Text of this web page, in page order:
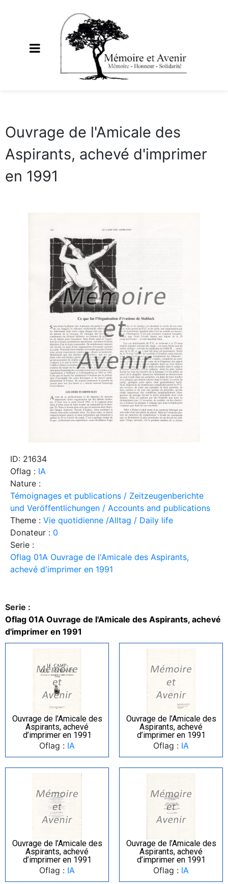
Ouvrage de l'Amicale des
Aspirants, achevé d'imprimer
en 1991
ID: 21634
Oflag : IA
Nature :
Témoignages et publications / Zeitzeugenberichte
und Veröffentlichungen / Accounts and publications
Theme : Vie quotidienne /Alltag / Daily life
Donateur : 0
Serie :
Oflag 01A Ouvrage de l'Amicale des Aspirants,
achevé d'imprimer en 1991
Serie :
Oflag 01A Ouvrage de l'Amicale des Aspirants, achevé
d'imprimer en 1991
Ouvrage de l’Amicale des
Aspirants, achevé
d’imprimer en 1991
Oflag : IA
Ouvrage de l’Amicale des
Aspirants, achevé
d’imprimer en 1991
Oflag : IA
Ouvrage de l’Amicale des
Aspirants, achevé
d’imprimer en 1991
Oflag : IA
Ouvrage de l’Amicale des
Aspirants, achevé
d’imprimer en 1991
Oflag : IA